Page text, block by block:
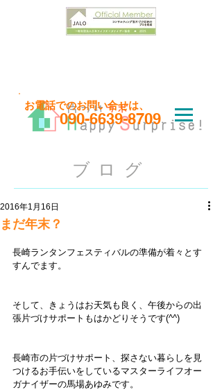
090-6639-8709
​お電話でのお問い合せは、
ブログ
まだ年末？
2016年1月16日
長崎ランタンフェスティバルの準備が着々とす
すんでます。
そして、きょうはお天気も良く、午後からの出
張片づけサポートもはかどりそうです(^^)
長崎市の片づけサポート、探さない暮らしを見
つけるお手伝いをしているマスターライフオー
ガナイザーの馬場あゆみです。